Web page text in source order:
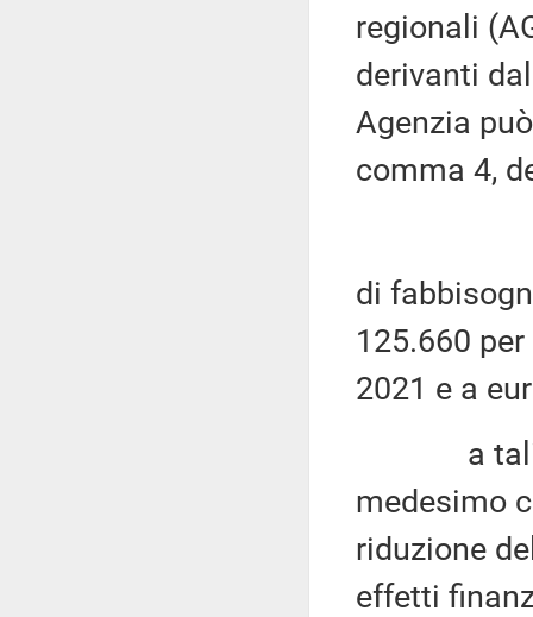
regionali
derivanti
Agenzia
comma 4,
di
125.660
2021 e a
a tali
medesimo
riduzione
effetti